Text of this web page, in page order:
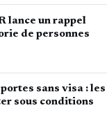
lance un rappel
de personnes
sans visa : les
sous conditions